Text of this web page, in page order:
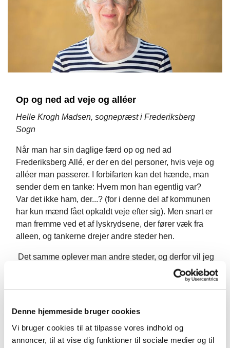
Denne hjemmeside bruger cookies
Vi bruger cookies til at tilpasse vores indhold og
annoncer, til at vise dig funktioner til sociale medier og til
Op og ned ad veje og alléer
Helle Krogh Madsen, sognepræst i Frederiksberg
Sogn
Når man har sin daglige færd op og ned ad
Frede­riksberg Allé, er der en del personer, hvis veje og
alléer man passerer. I forbifarten kan det hænde, man
sender dem en tanke: Hvem mon han egentlig var?
Var det ikke ham, der...? (for i denne del af kommunen
har kun mænd fået opkaldt veje efter sig). Men snart er
man fremme ved et af lyskrydsene, der fører væk fra
alleen, og tankerne drejer andre steder hen.
Det samme oplever man andre steder, og derfor vil jeg
i denne og nogle følgende klummer sænke tempoet og
stoppe op ved forskellige personnavne på veje og
Mange af dem, der har lagt navn til sideveje til
Frederiksberg Allé, levede på samme tid og kendte
hinan­den. DigterenCarsten Hauch(1790—1872), der